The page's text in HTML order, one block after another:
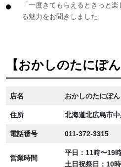
「一度きてもらえるときっと
る魅力をお聞きしました
【おかしのたにぽ
店名 おかしのたにぽん
住所 北海道北広島市
電話番号 011-372-3315
営業時間
平日：11時〜19
土日祝祭日：10